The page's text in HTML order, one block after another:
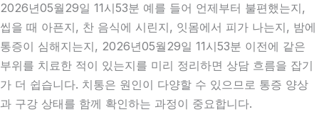
2026년05월29일 11시53분 예를 들어 언제부터 불편했는지,
씹을 때 아픈지, 찬 음식에 시린지, 잇몸에서 피가 나는지, 밤에
통증이 심해지는지, 2026년05월29일 11시53분 이전에 같은
부위를 치료한 적이 있는지를 미리 정리하면 상담 흐름을 잡기
가 더 쉽습니다. 치통은 원인이 다양할 수 있으므로 통증 양상
과 구강 상태를 함께 확인하는 과정이 중요합니다.